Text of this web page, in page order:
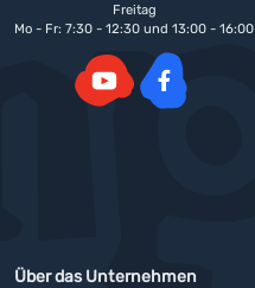
Über das Unternehmen
Freitag
Mo - Fr: 7:30 - 12:30 und 13:00 - 16:00